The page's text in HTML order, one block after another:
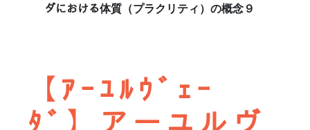
ダにおける体質（プラクリティ）の概念９
【ｱｰﾕﾙｳﾞｪｰ
ﾀﾞ】アーユルヴ